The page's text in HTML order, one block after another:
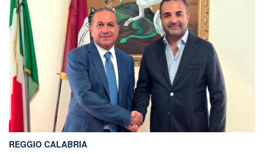
località Pietragrande, per un grave incidente stradale che
ha coinvolto una Fiat Panda, un’Audi e una
motocicletta.Nel sinistro ha perso la vita il […]
REGGIO CALABRIA